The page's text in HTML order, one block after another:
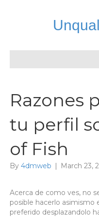
Razones
tu perfil
of Fish
By 4dmweb | March 23,
Acerca de como ves, no
posible hacerlo
preferido desplazandolo